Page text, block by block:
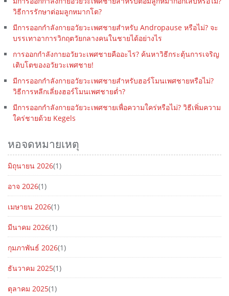
วิธีการรักษาต่อมลูกหมากโต?
มีการออกกำลังกายอวัยวะเพศชายสำหรับ Andropause หรือไม่? จะ
บรรเทาอาการวิกฤตวัยกลางคนในชายได้อย่างไร
การออกกำลังกายอวัยวะเพศชายคืออะไร? ค้นหาวิธีกระตุ้นการเจริญ
เติบโตของอวัยวะเพศชาย!
มีการออกกำลังกายอวัยวะเพศชายสำหรับฮอร์โมนเพศชายหรือไม่?
วิธีการหลีกเลี่ยงฮอร์โมนเพศชายต่ำ?
มีการออกกำลังกายอวัยวะเพศชายเพื่อความใคร่หรือไม่? วิธีเพิ่มความ
ใคร่ชายด้วย Kegels
หอจดหมายเหตุ
มิถุนายน 2026(1)
อาจ 2026(1)
เมษายน 2026(1)
มีนาคม 2026(1)
กุมภาพันธ์ 2026(1)
ธันวาคม 2025(1)
ตุลาคม 2025(1)